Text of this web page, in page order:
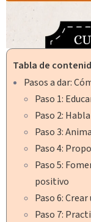
Tabla de
Pasos a dar:
Paso 1:
Paso 2:
Paso 3:
Paso 4:
Paso 5:
positivo
Paso 6:
Paso 7: